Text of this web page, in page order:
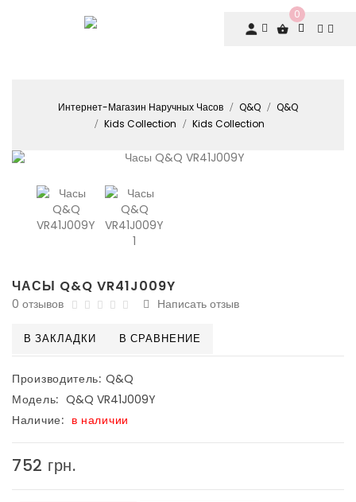
0
Интернет-Магазин Наручных Часов Q&Q
Q&Q
Kids Collection
Kids Collection
ЧАСЫ Q&Q VR41J009Y
0 отзывов Написать отзыв
В ЗАКЛАДКИ В СРАВНЕНИЕ
Производитель: Q&Q
Модель: Q&Q VR41J009Y
Наличие: в наличии
752 грн.